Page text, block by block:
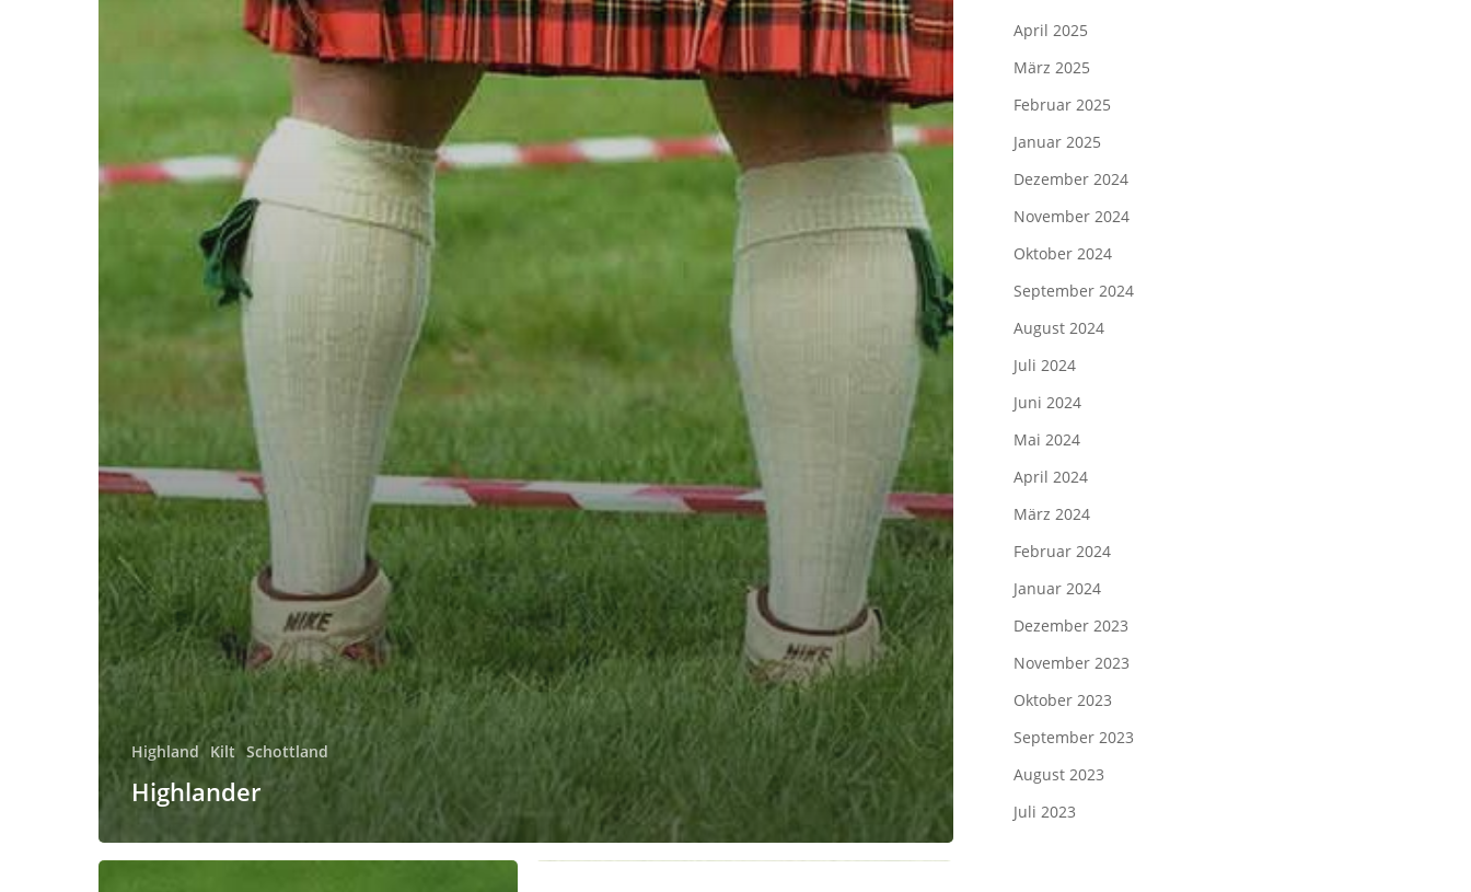
Highland Kilt Schottland
Highlander
April 2025
März 2025
Februar 2025
Januar 2025
Dezember 2024
November 2024
Oktober 2024
September 2024
August 2024
Juli 2024
Juni 2024
Mai 2024
April 2024
März 2024
Februar 2024
Januar 2024
Dezember 2023
November 2023
Oktober 2023
September 2023
August 2023
Juli 2023